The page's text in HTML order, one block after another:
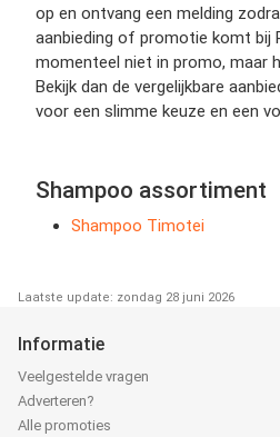
op en ontvang een melding
aanbieding of promotie komt bij
momenteel niet in promo, maar
Bekijk dan de vergelijkbare
voor een slimme keuze en een
Shampoo assortiment
Shampoo Timotei
Laatste update: zondag 28 juni 2026
Informatie
Veelgestelde vragen
Adverteren?
Alle promoties